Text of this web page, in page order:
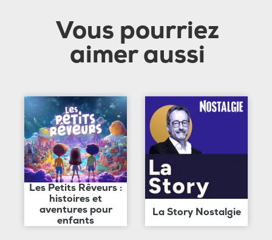
Vous pourriez
aimer aussi
Les Petits Rêveurs :
histoires et
aventures pour
enfants
La Story Nostalgie